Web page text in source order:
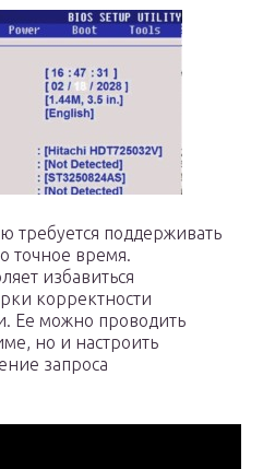
требуется поддерживать
точное время.
избавиться
корректности
Ее можно проводить
но и настроить
запроса